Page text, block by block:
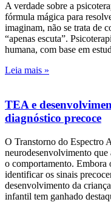
A verdade sobre a
fórmula mágica para
imaginam, não se trata de
“apenas escuta”.
humana, com base em
Leia mais »
TEA e
diagnóstico precoce
O Transtorno do Espectro
neurodesenvolvimento que
o comportamento. Embora
identificar os sinais
desenvolvimento da
infantil tem ganhado